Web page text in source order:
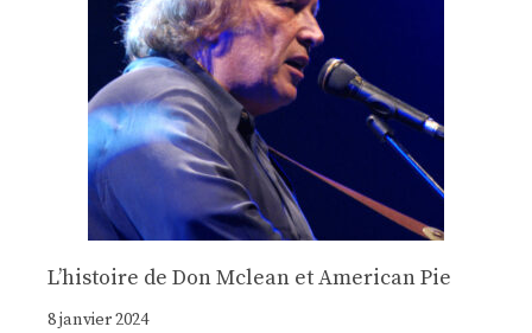
Lʼhistoire de Don Mclean et American Pie
8 janvier 2024